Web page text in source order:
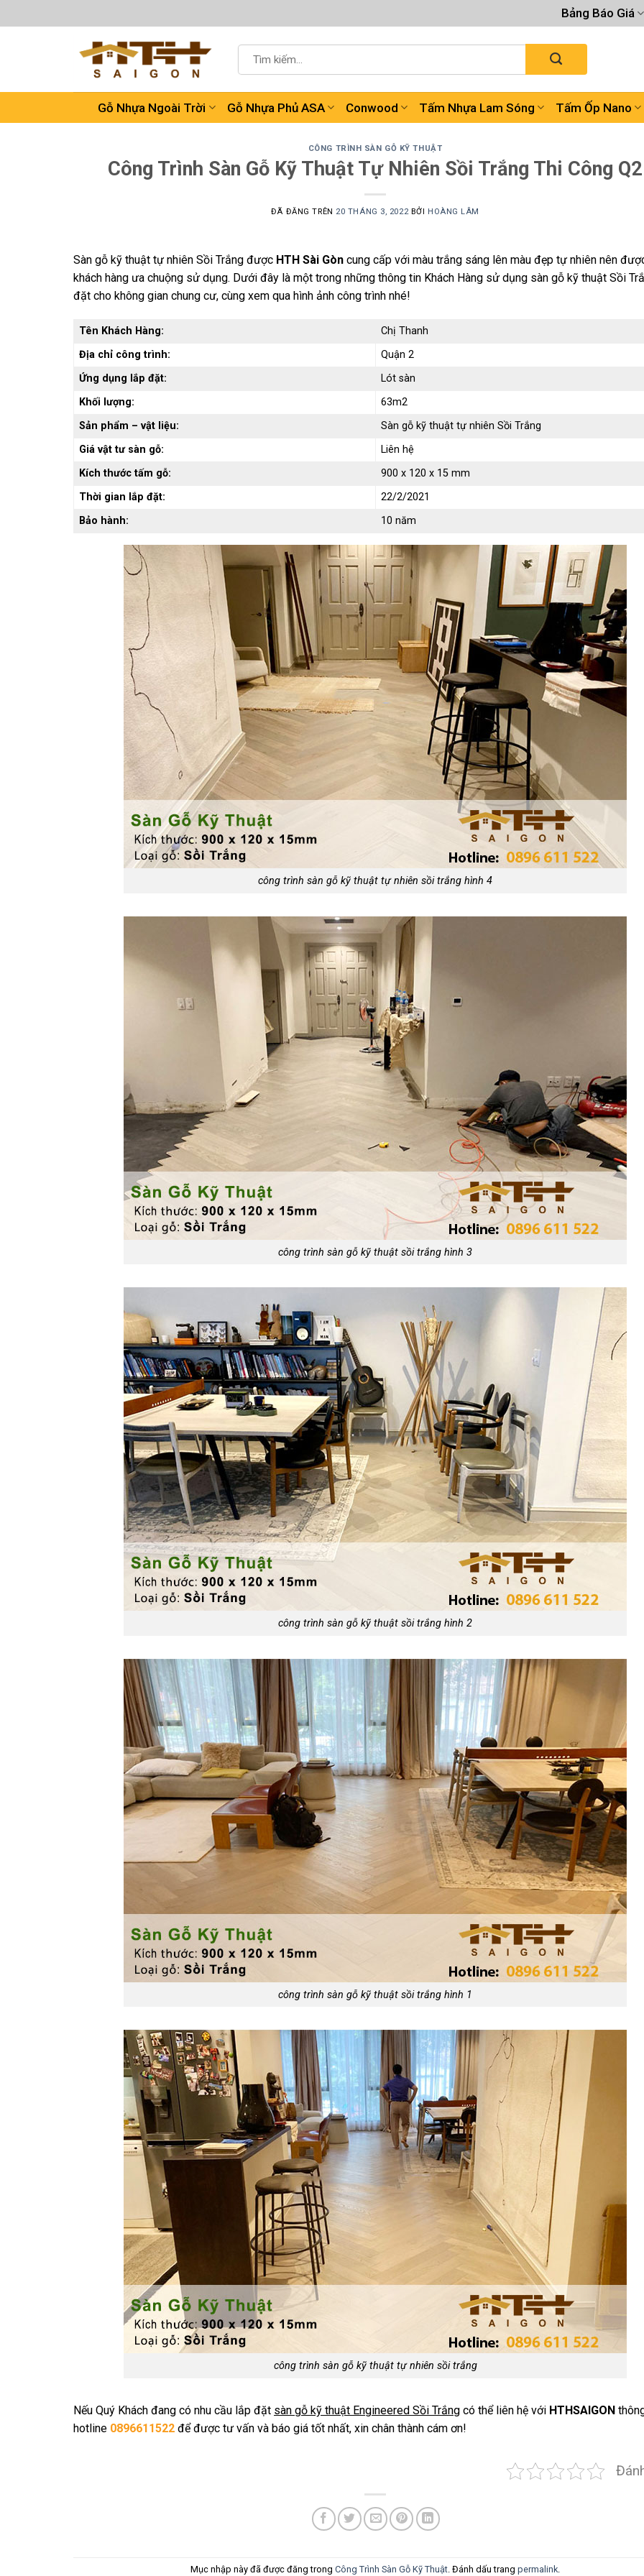
đến
Bảng Báo Giá
kiếm:
Gỗ Nhựa Ngoài Trời Gỗ Nhựa Phủ ASA Conwood Tấm Nhựa Lam Sóng Tấm Ốp Nano
CÔNG TRÌNH SÀN GỖ KỸ THUẬT
Công Trình Sàn Gỗ Kỹ Thuật Tự Nhiên Sồi Trắng Thi Công Q2
ĐÃ ĐĂNG TRÊN 20 THÁNG 3, 2022 BỞI HOÀNG LÂM
Sàn gỗ kỹ thuật tự nhiên Sồi Trắng được HTH Sài Gòn cung cấp với màu trắng sáng lên màu đẹp tự nhiên nên
khách hàng ưa chuộng sử dụng. Dưới đây là một trong những thông tin Khách Hàng sử dụng sàn gỗ kỹ thuật Sồi
đặt cho không gian chung cư, cùng xem qua hình ảnh công trình nhé!
Tên Khách Hàng:
Chị Thanh
Địa chỉ công trình:
Quận 2
Ứng dụng lắp đặt:
Lót sàn
Khối lượng:
63m2
Sản phẩm – vật liệu:
Sàn gỗ kỹ thuật tự nhiên Sồi Trắng
Giá vật tư sàn gỗ:
Liên hệ
Kích thước tấm gỗ:
900 x 120 x 15 mm
Thời gian lắp đặt:
22/2/2021
Bảo hành:
10 năm
công trình sàn gỗ kỹ thuật tự nhiên sồi trắng hình 4
công trình sàn gỗ kỹ thuật sồi trắng hình 3
công trình sàn gỗ kỹ thuật sồi trắng hình 2
công trình sàn gỗ kỹ thuật sồi trắng hình 1
công trình sàn gỗ kỹ thuật tự nhiên sồi trắng
Nếu Quý Khách đang có nhu cầu lắp đặt sàn gỗ kỹ thuật Engineered Sồi Trắng có thể liên hệ với HTHSAIGON
hotline 0896611522 để được tư vấn và báo giá tốt nhất, xin chân thành cám ơn!
Mục nhập này đã được đăng trong Công Trình Sàn Gỗ Kỹ Thuật. Đánh dấu trang permalink.